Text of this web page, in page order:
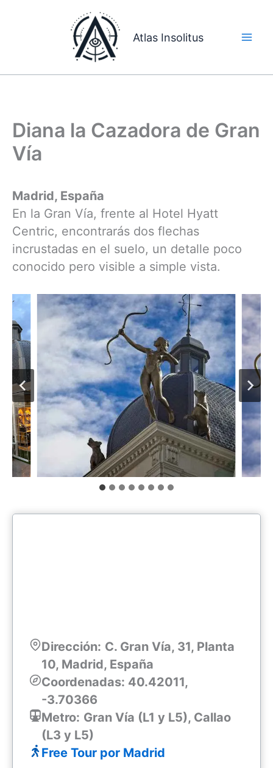
Atlas Insolitus
Diana la Cazadora de Gran
Vía
Madrid, España
En la Gran Vía, frente al Hotel Hyatt
Centric, encontrarás dos flechas
incrustadas en el suelo, un detalle poco
conocido pero visible a simple vista.
Dirección: C. Gran Vía, 31, Planta
10, Madrid, España
Coordenadas: 40.42011,
-3.70366
Metro: Gran Vía (L1 y L5), Callao
(L3 y L5)
Free Tour por Madrid